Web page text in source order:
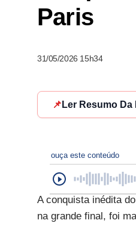
Paris
31/05/2026 15h34
📌 Ler Resumo Da
ouça este conteúdo
A conquista inédita
na grande final, foi